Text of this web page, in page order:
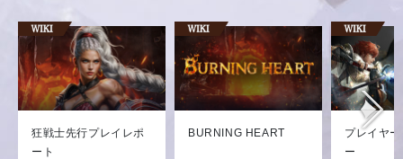
狂戦士先行プレイレポ
ート
BURNING HEART
プレイヤ
ー